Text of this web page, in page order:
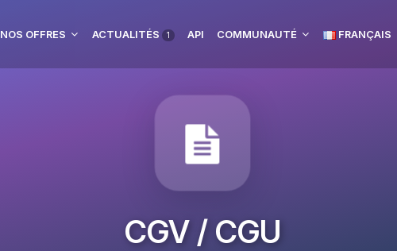
NOS OFFRES ACTUALITÉS 1 API COMMUNAUTÉ FRANÇAIS
CGV / CGU